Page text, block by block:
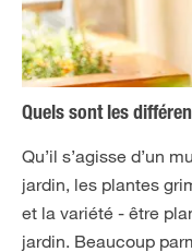
Quels sont les
Qu’il s’agisse d’un
jardin, les plantes
et la variété - être
jardin. Beaucoup